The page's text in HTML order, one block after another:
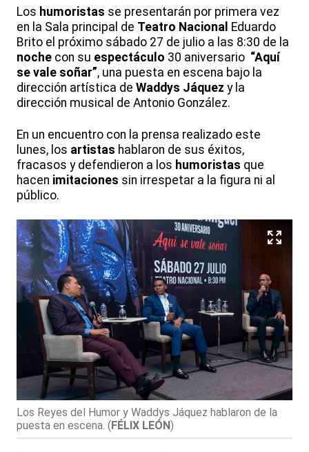
Los humoristas se presentarán por primera vez
en la Sala principal de Teatro Nacional Eduardo
Brito el próximo sábado 27 de julio a las 8:30 de la
noche con su espectáculo 30 aniversario “Aquí
se vale soñar”, una puesta en escena bajo la
dirección artística de Waddys Jáquez y la
dirección musical de Antonio González.
En un encuentro con la prensa realizado este
lunes, los artistas hablaron de sus éxitos,
fracasos y defendieron a los humoristas que
hacen imitaciones sin irrespetar a la figura ni al
público.
Los Reyes del Humor y Waddys Jáquez hablaron de la
puesta en escena. (FÉLIX LEÓN)